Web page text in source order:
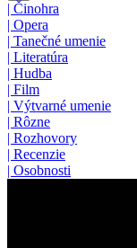
| Činohra
| Opera
| Tanečné umenie
| Literatúra
| Hudba
| Film
| Výtvarné umenie
| Rôzne
| Rozhovory
| Recenzie
| Osobnosti